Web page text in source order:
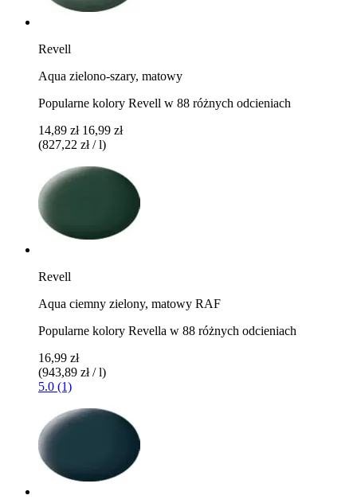
Revell
Aqua zielono-szary, matowy
Popularne kolory Revell w 88 różnych odcieniach
14,89 zł 16,99 zł
(827,22 zł / l)
Revell
Aqua ciemny zielony, matowy RAF
Popularne kolory Revella w 88 różnych odcieniach
16,99 zł
(943,89 zł / l)
5.0 (1)